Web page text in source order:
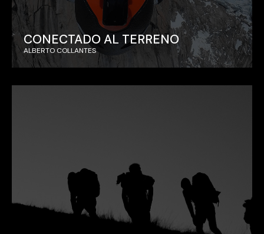
CONECTADO AL TERRENO
ALBERTO COLLANTES